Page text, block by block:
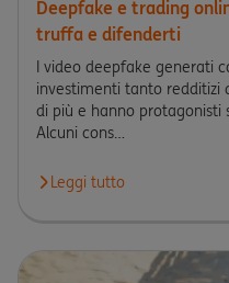
Deepfake e trading
truffa e difenderti
I video deepfake generati
investimenti tanto redditizi
di più e hanno protagonisti
Alcuni cons…
Leggi tutto
Leggi l'articolo